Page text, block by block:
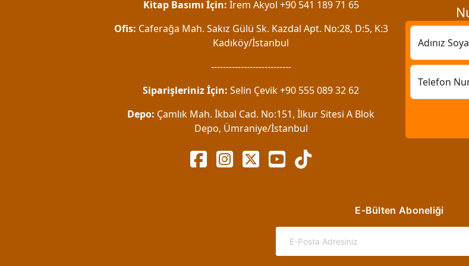
Kitap Basımı İçin: İrem Akyol +90 541 189 71 65
Ofis: Caferağa Mah. Sakız Gülü Sk. Kazdal Apt. No:28, D:5, K:3
Kadıköy/İstanbul
---------------------------
Siparişleriniz İçin: Selin Çevik +90 555 089 32 62
Depo: Çamlık Mah. İkbal Cad. No:151, İlkur Sitesi A Blok
Depo, Ümraniye/İstanbul
Adınız
Telefon
E-Bülten Aboneliği